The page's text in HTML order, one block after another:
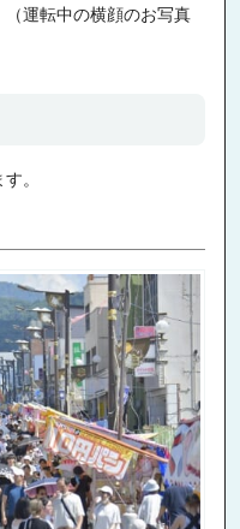
運転中の横顔のお写真
。